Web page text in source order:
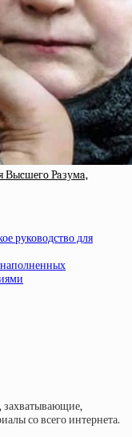
Выcшeгo Paзумa,
руководство для
захватывающие,
со всего интернета.